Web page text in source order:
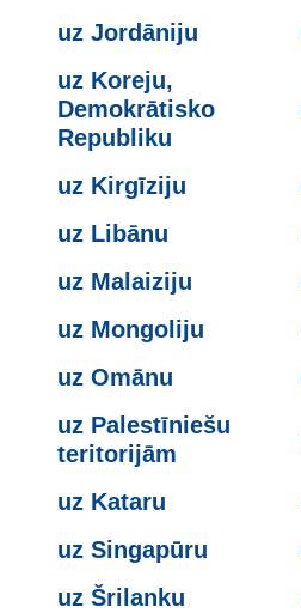
uz Jordāniju
uz Koreju,
Demokrātisko
Republiku
uz Kirgīziju
uz Libānu
uz Malaiziju
uz Mongoliju
uz Omānu
uz Palestīniešu
teritorijām
uz Kataru
uz Singapūru
uz Šrilanku